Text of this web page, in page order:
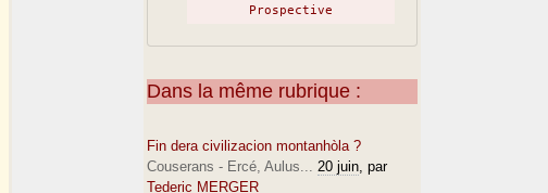
Prospective
Dans la même rubrique :
Fin dera civilizacion montanhòla ?
Couserans - Ercé, Aulus... 20 juin, par
Tederic MERGER